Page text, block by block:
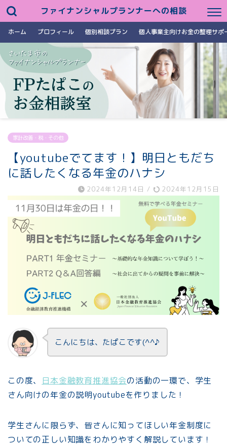
ファイナンシャルプランナーへの相談
ホーム プロフィール 個別相談プラン 個人事業主向けお金の整理サポ
家計改善・税・その他
【youtubeでてます！】明日ともだち
に話したくなる年金のハナシ
2024年12月14日 / 2024年12月15日
こんにちは、たぱこです(^^♪
この度、 日本金融教育推進協会の活動の一環で、学生
さん向けの年金の説明youtubeを作りました！
学生さんに限らず、皆さんに知ってほしい年金制度に
ついての正しい知識をわかりやすく解説しています！